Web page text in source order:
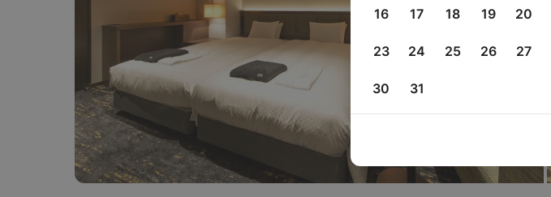
16 17 18 19 20
23 24 25 26 27
30 31